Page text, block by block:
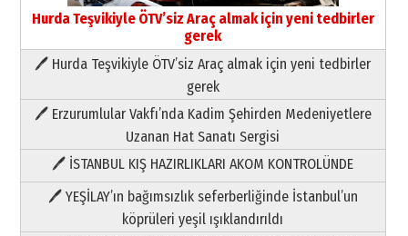
Hurda Teşvikiyle ÖTV’siz Araç almak için yeni tedbirler
gerek
🖊 Hurda Teşvikiyle ÖTV’siz Araç almak için yeni tedbirler
gerek
🖊 Erzurumlular Vakfı’nda Kadim Şehirden Medeniyetlere
Uzanan Hat Sanatı Sergisi
🖊 İSTANBUL KIŞ HAZIRLIKLARI AKOM KONTROLÜNDE
🖊 YEŞİLAY’ın bağımsızlık seferberliğinde İstanbul’un
köprüleri yeşil ışıklandırıldı
Paranın Aile Kültüründeki Yeri
03 Ağustos 2026 Pazartesi
Yıldırım Gündoğdu
HAVVA’NIN ÜÇ KIZI
09 Temmuz 2026 Perşembe